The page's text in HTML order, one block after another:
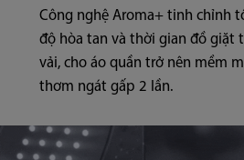
Công nghệ Aroma+ tinh chỉnh
độ hòa tan và thời gian đồ giặt
vải, cho áo quần trở nên mềm
thơm ngát gấp 2 lần.